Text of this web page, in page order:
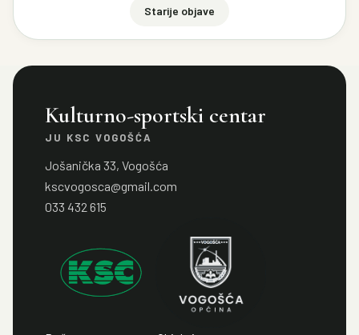
Starije objave
Kulturno-sportski centar
JU KSC VOGOŠĆA
Jošanička 33, Vogošća
kscvogosca@gmail.com
033 432 615